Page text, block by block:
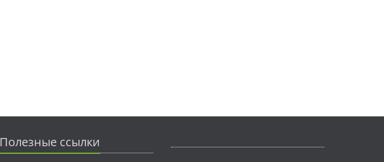
Полезные ссылки